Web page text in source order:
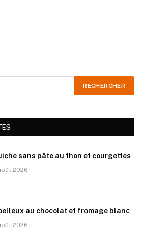
sans pâte au thon et courgettes
2026
au chocolat et fromage blanc
2026